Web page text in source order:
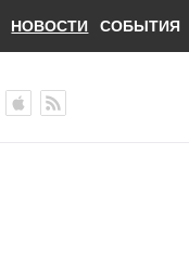
НОВОСТИ СОБЫТИЯ